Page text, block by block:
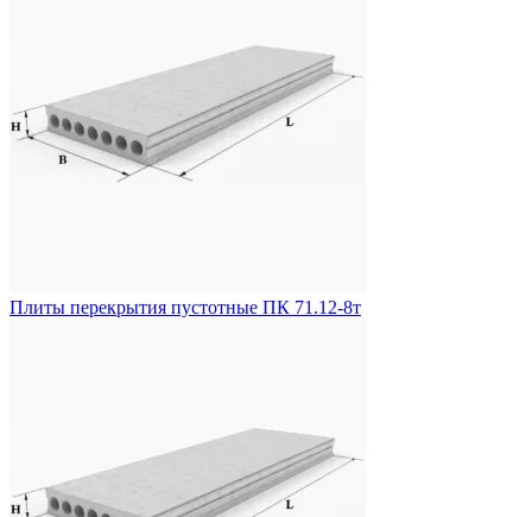
Плиты перекрытия пустотные ПК 71.12-8т